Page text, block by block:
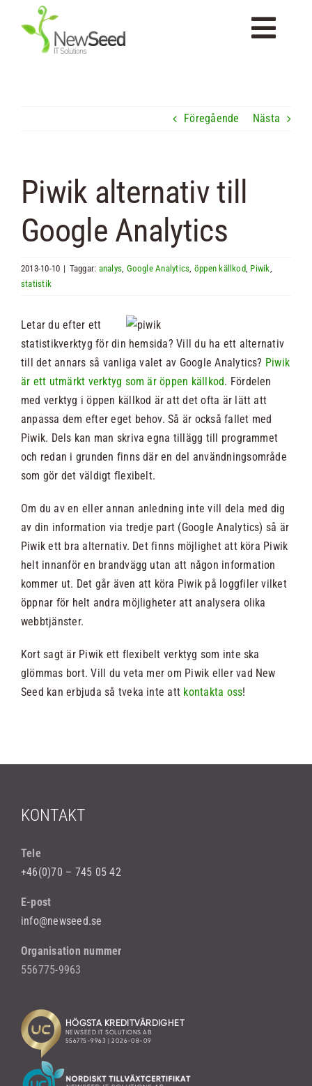
innehållet
Tjänster
Kompetenser
Nyheter
Kontakt
Sök
efter:
Föregående Nästa
Piwik alternativ till
Google Analytics
2013-10-10 | Taggar: analys, Google Analytics, öppen källkod, Piwik,
statistik
Letar du efter ett
statistikverktyg för din hemsida? Vill du ha ett alternativ
till det annars så vanliga valet av Google Analytics? Piwik
är ett utmärkt verktyg som är öppen källkod. Fördelen
med verktyg i öppen källkod är att det ofta är lätt att
anpassa dem efter eget behov. Så är också fallet med
Piwik. Dels kan man skriva egna tillägg till programmet
och redan i grunden finns där en del användningsområde
som gör det väldigt flexibelt.
Om du av en eller annan anledning inte vill dela med dig
av din information via tredje part (Google Analytics) så är
Piwik ett bra alternativ. Det finns möjlighet att köra Piwik
helt innanför en brandvägg utan att någon information
kommer ut. Det går även att köra Piwik på loggfiler vilket
öppnar för helt andra möjligheter att analysera olika
webbtjänster.
Kort sagt är Piwik ett flexibelt verktyg som inte ska
glömmas bort. Vill du veta mer om Piwik eller vad New
Seed kan erbjuda så tveka inte att kontakta oss!
KONTAKT
Tele
+46(0)70 – 745 05 42
E-post
info@newseed.se
Organisation nummer
556775-9963